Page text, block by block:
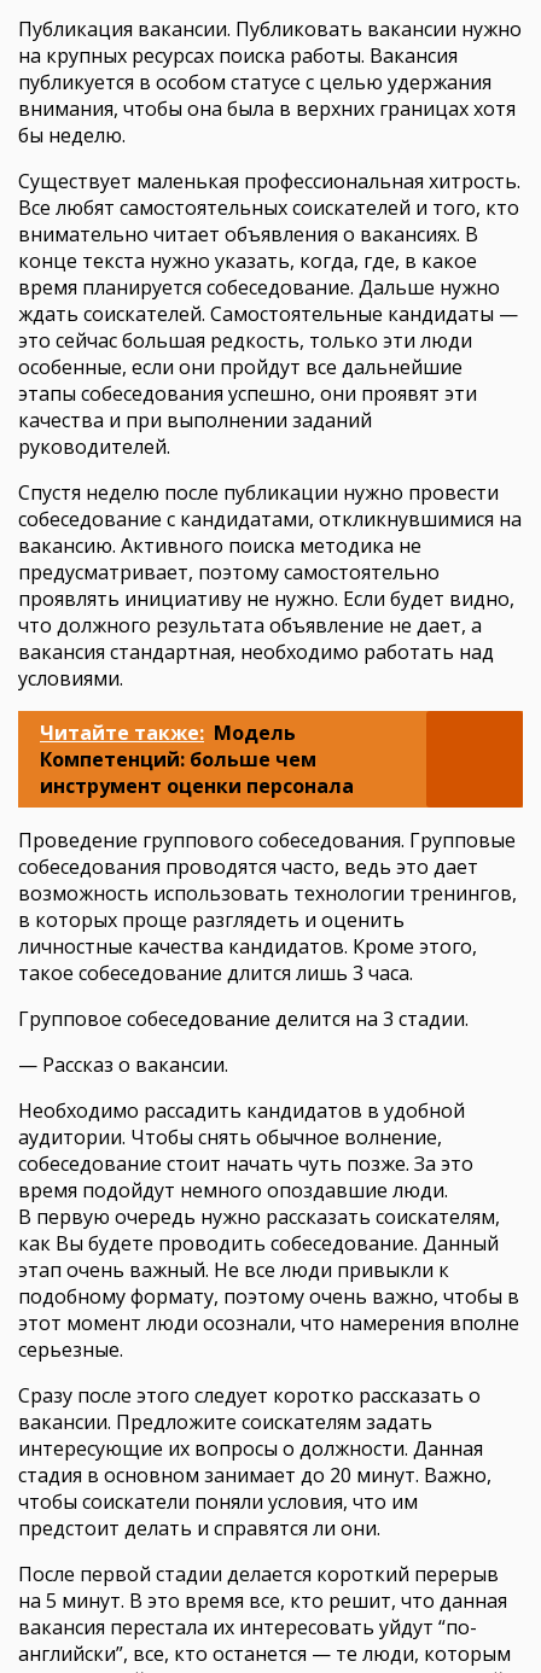
Публикация вакансии. Публиковать вакансии нужно
на крупных ресурсах поиска работы. Вакансия
публикуется в особом статусе с целью удержания
внимания, чтобы она была в верхних границах хотя
бы неделю.
Существует маленькая профессиональная хитрость.
Все любят самостоятельных соискателей и того, кто
внимательно читает объявления о вакансиях. В
конце текста нужно указать, когда, где, в какое
время планируется собеседование. Дальше нужно
ждать соискателей. Самостоятельные кандидаты —
это сейчас большая редкость, только эти люди
особенные, если они пройдут все дальнейшие
этапы собеседования успешно, они проявят эти
качества и при выполнении заданий
руководителей.
Спустя неделю после публикации нужно провести
собеседование с кандидатами, откликнувшимися на
вакансию. Активного поиска методика не
предусматривает, поэтому самостоятельно
проявлять инициативу не нужно. Если будет видно,
что должного результата объявление не дает, а
вакансия стандартная, необходимо работать над
условиями.
Читайте также: Модель
Компетенций: больше чем
инструмент оценки персонала
Проведение группового собеседования. Групповые
собеседования проводятся часто, ведь это дает
возможность использовать технологии тренингов,
в которых проще разглядеть и оценить
личностные качества кандидатов. Кроме этого,
такое собеседование длится лишь 3 часа.
Групповое собеседование делится на 3 стадии.
— Рассказ о вакансии.
Необходимо рассадить кандидатов в удобной
аудитории. Чтобы снять обычное волнение,
собеседование стоит начать чуть позже. За это
время подойдут немного опоздавшие люди.
В первую очередь нужно рассказать соискателям,
как Вы будете проводить собеседование. Данный
этап очень важный. Не все люди привыкли к
подобному формату, поэтому очень важно, чтобы в
этот момент люди осознали, что намерения вполне
серьезные.
Сразу после этого следует коротко рассказать о
вакансии. Предложите соискателям задать
интересующие их вопросы о должности. Данная
стадия в основном занимает до 20 минут. Важно,
чтобы соискатели поняли условия, что им
предстоит делать и справятся ли они.
После первой стадии делается короткий перерыв
на 5 минут. В это время все, кто решит, что данная
вакансия перестала их интересовать уйдут “по-
английски”, все, кто останется — те люди, которым